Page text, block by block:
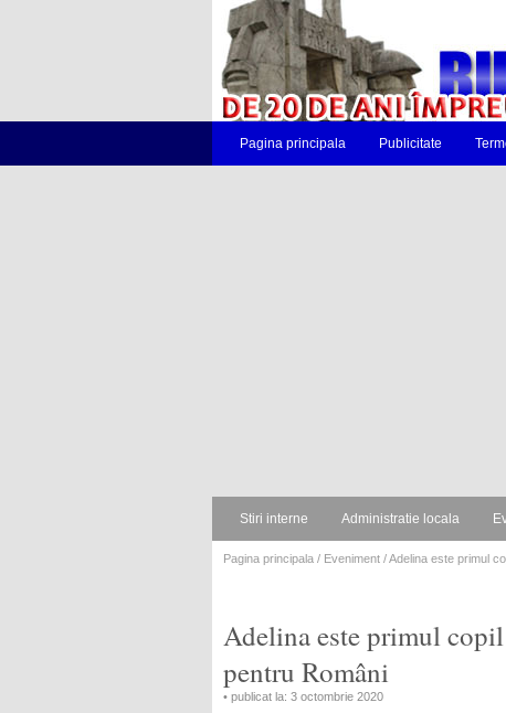
Pagina principala Publicitate
Stiri interne Administratie locala
Pagina principala / Eveniment / Adelina este primul
Adelina este primul
pentru Români
• publicat la: 3 octombrie 2020